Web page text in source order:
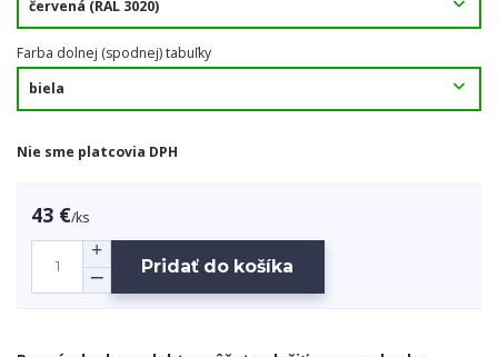
Farba dolnej (spodnej) tabuľky
Nie sme platcovia DPH
43 €/ks
Pridať do košíka